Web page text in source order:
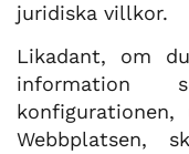
juridiska villkor.
Likadant, om
Webbplatsen,